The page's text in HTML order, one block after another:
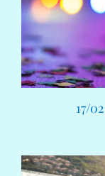
17/